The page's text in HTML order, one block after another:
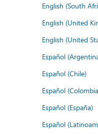
English (South
English (United
English (United
Español
Español (Chile)
Español
Español (España)
Español